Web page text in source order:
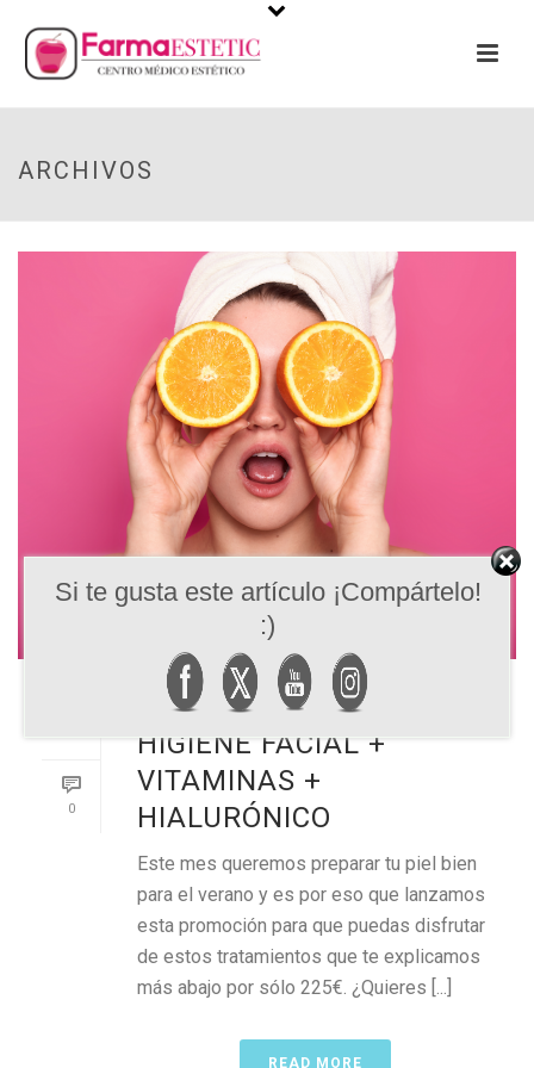
ARCHIVOS
0
PROMOCIÓN DE JUNIO:
HIGIENE FACIAL +
VITAMINAS +
HIALURÓNICO
Este mes queremos preparar tu piel bien
para el verano y es por eso que lanzamos
esta promoción para que puedas disfrutar
de estos tratamientos que te explicamos
más abajo por sólo 225€. ¿Quieres [...]
READ MORE
Si te gusta este artículo ¡Compártelo!
:)